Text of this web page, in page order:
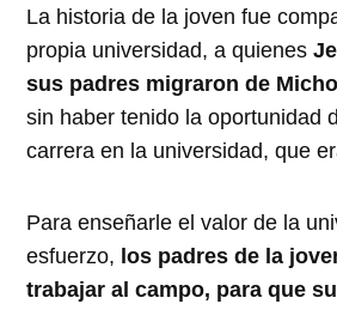
La historia de la joven fue
propia universidad, a quienes
sus padres migraron de
sin haber tenido la oportunidad
carrera en la universidad, que
Para enseñarle el valor de la
esfuerzo, los padres de la
trabajar al campo, para que